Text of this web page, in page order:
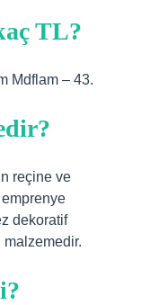
TL?
Mdflam – 43.
reçine ve
dekoratif
malzemedir.